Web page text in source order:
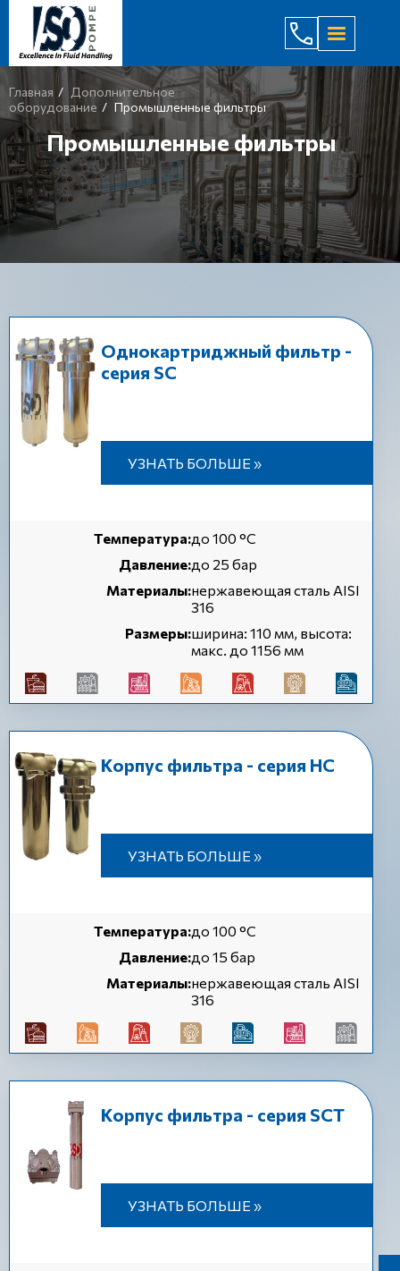
(044)
Главная
Дополнительное
оборудование
Промышленные фильтры
Промышленные фильтры
Однокартриджный фильтр -
серия SС
УЗНАТЬ БОЛЬШЕ »
Температура:до 100 °C
Давление:до 25 бар
Материалы:нержавеющая сталь AISI
316
Размеры:ширина: 110 мм, высота:
макс. до 1156 мм
Корпус фильтра - серия НС
УЗНАТЬ БОЛЬШЕ »
Температура:до 100 °C
Давление:до 15 бар
Материалы:нержавеющая сталь AISI
316
Корпус фильтра - серия SCT
УЗНАТЬ БОЛЬШЕ »